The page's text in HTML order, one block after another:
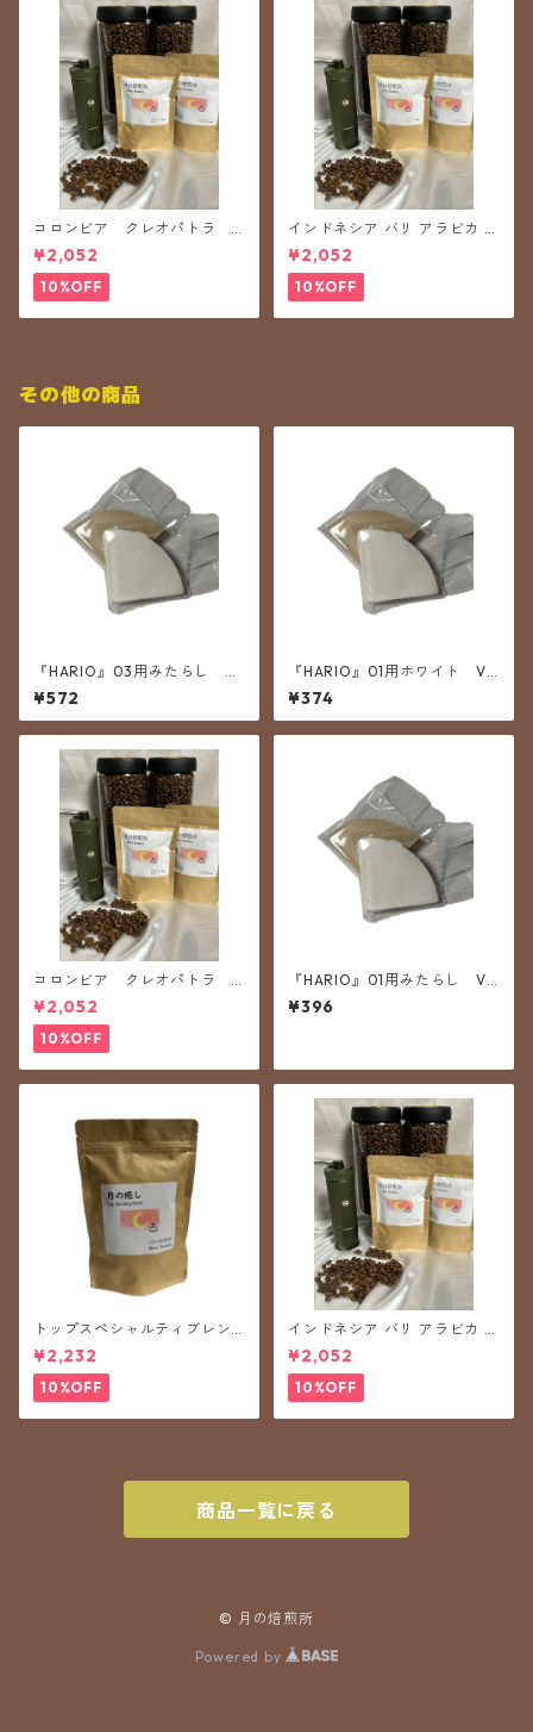
コロンビア クレオパトラ 2
00g 豆のまま
¥2,052
10%OFF
インドネシア バリ アラビカ 神
山200g
¥2,052
10%OFF
その他の商品
『HARIO』03用みたらし V6
0ペーパーフィルター03M
【クリックポスト対応のため5
0X2に再パッケージ済み】
¥572
『HARIO』01用ホワイト V6
0ペーパーフィルター01W【ク
リックポスト対応のため50X2
に再パッケージ済み】
¥374
コロンビア クレオパトラ 2
00g 豆のまま
¥2,052
10%OFF
『HARIO』01用みたらし V6
0ペーパーフィルター01M
【クリックポスト対応のため5
¥396
トップスペシャルティブレン
ドNo.1【月の癒し】 200g
コーヒー粉
¥2,232
10%OFF
インドネシア バリ アラビカ 神
山200g
¥2,052
10%OFF
商品一覧に戻る
© 月の焙煎所
Powered by